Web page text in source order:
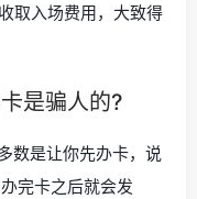
取入场费用，大致得
是骗人的?
数是让你先办卡，说
完卡之后就会发